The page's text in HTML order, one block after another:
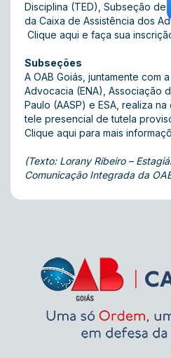
Disciplina (TED), Subseção de
da Caixa de Assistência dos
Clique aqui e faça sua
Subseções
A OAB Goiás, juntamente com
Advocacia (ENA), Associação
Paulo (AASP) e ESA, realiza
tele presencial de tutela
Clique aqui para mais
(Texto: Lorany Ribeiro –
Comunicação Integrada da